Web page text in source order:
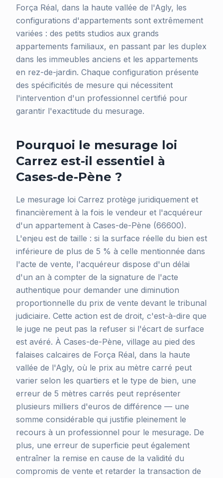
Força Réal, dans la haute vallée de l'Agly, les
configurations d'appartements sont extrêmement
variées : des petits studios aux grands
appartements familiaux, en passant par les duplex
dans les immeubles anciens et les appartements
en rez-de-jardin. Chaque configuration présente
des spécificités de mesure qui nécessitent
l'intervention d'un professionnel certifié pour
garantir l'exactitude du mesurage.
Pourquoi le mesurage loi
Carrez est-il essentiel à
Cases-de-Pène ?
Le mesurage loi Carrez protège juridiquement et
financièrement à la fois le vendeur et l'acquéreur
d'un appartement à Cases-de-Pène (66600).
L'enjeu est de taille : si la surface réelle du bien est
inférieure de plus de 5 % à celle mentionnée dans
l'acte de vente, l'acquéreur dispose d'un délai
d'un an à compter de la signature de l'acte
authentique pour demander une diminution
proportionnelle du prix de vente devant le tribunal
judiciaire. Cette action est de droit, c'est-à-dire que
le juge ne peut pas la refuser si l'écart de surface
est avéré. À Cases-de-Pène, village au pied des
falaises calcaires de Força Réal, dans la haute
vallée de l'Agly, où le prix au mètre carré peut
varier selon les quartiers et le type de bien, une
erreur de 5 mètres carrés peut représenter
plusieurs milliers d'euros de différence — une
somme considérable qui justifie pleinement le
recours à un professionnel pour le mesurage. De
plus, une erreur de superficie peut également
entraîner la remise en cause de la validité du
compromis de vente et retarder la transaction de